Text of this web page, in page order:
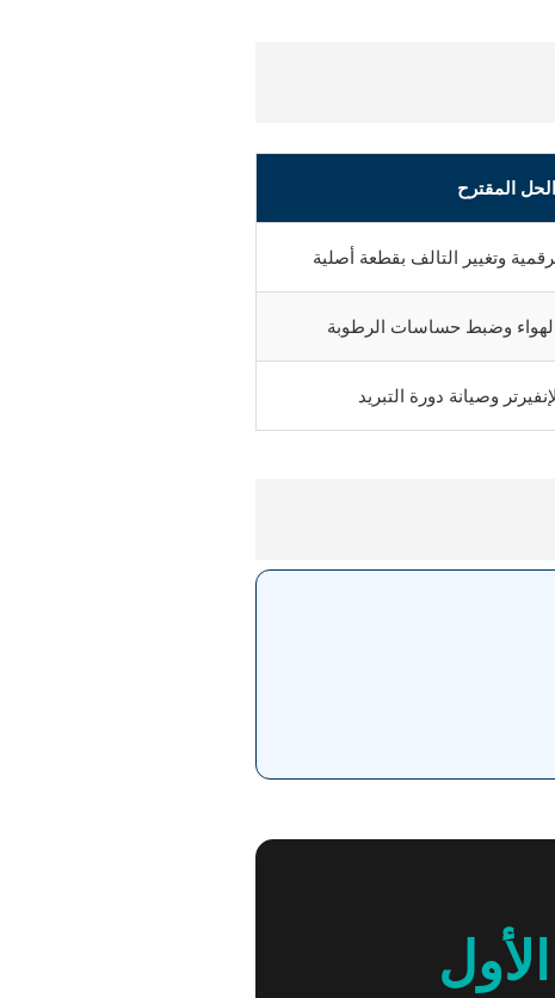
الحل المقترح
وتغيير التالف بقطعة أصلية
الهواء وضبط حساسات الرطوبة
وصيانة دورة التبريد
الأول